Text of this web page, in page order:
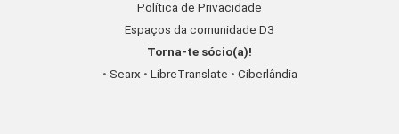
Política de Privacidade
Espaços da comunidade D3
Torna-te sócio(a)!
• Searx • LibreTranslate • Ciberlândia